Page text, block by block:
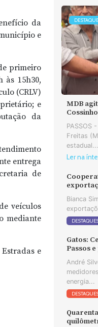
da
e
primeiro
às 15h30,
(CRLV)
e
da
entrega
de
veículos
mediante
e
MDB
PASSOS
Freitas
estadual...
Ler na
Bianca
Gatos:
Passos
André
energia...